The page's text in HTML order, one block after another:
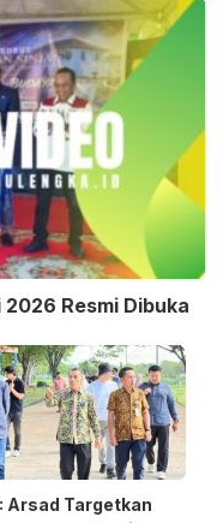
Resmi Dibuka
Arsad Targetkan